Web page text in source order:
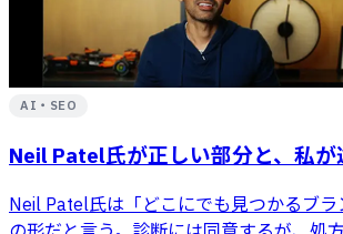
AI・SEO
Neil Patel氏が正しい部分と、私が
Neil Patel氏は「どこにでも見つかるブラ